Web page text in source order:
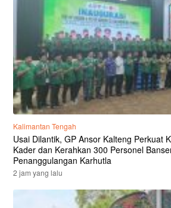
Kalimantan Tengah
Usai Dilantik, GP Ansor Kalteng Perkuat
Kader dan Kerahkan 300 Personel
Penanggulangan Karhutla
2 jam yang lalu